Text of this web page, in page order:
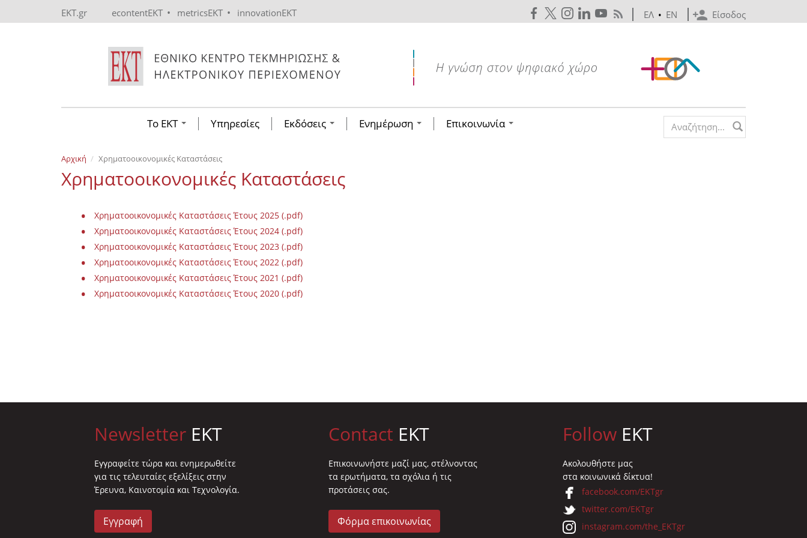
EKT.gr econtentEKT • metricsEKT • innovationEKT Είσοδος
ΕΛ • EN
Το ΕΚΤ Υπηρεσίες Εκδόσεις Ενημέρωση Επικοινωνία Search form
Αρχική Χρηματοοικονομικές Καταστάσεις
Χρηματοοικονομικές Καταστάσεις
Χρηματοοικονομικές Καταστάσεις Έτους 2025 (.pdf)
Χρηματοοικονομικές Καταστάσεις Έτους 2024 (.pdf)
Χρηματοοικονομικές Καταστάσεις Έτους 2023 (.pdf)
Χρηματοοικονομικές Καταστάσεις Έτους 2022 (.pdf)
Χρηματοοικονομικές Καταστάσεις Έτους 2021 (.pdf)
Χρηματοοικονομικές Καταστάσεις Έτους 2020 (.pdf)
Newsletter EKT
Eγγραφείτε τώρα και ενημερωθείτε
για τις τελευταίες εξελίξεις στην
Έρευνα, Καινοτομία και Τεχνολογία.
Εγγραφή
Contact EKT
Επικοινωνήστε μαζί μας, στέλνοντας
τα ερωτήματα, τα σχόλια ή τις
προτάσεις σας.
Φόρμα επικοινωνίας
Follow EKT
Ακολουθήστε μας
στα κοινωνικά δίκτυα!
facebook.com/EKTgr
twitter.com/EKTgr
instagram.com/the_EKTgr